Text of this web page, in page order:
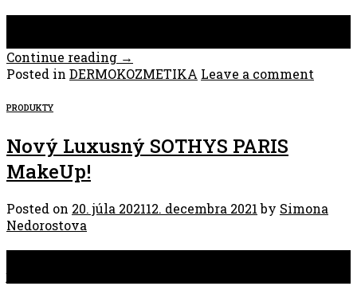
Continue reading →
Posted in DERMOKOZMETIKA Leave a comment
PRODUKTY
Nový Luxusný SOTHYS PARIS
MakeUp!
Posted on 20. júla 202112. decembra 2021 by Simona
Nedorostova